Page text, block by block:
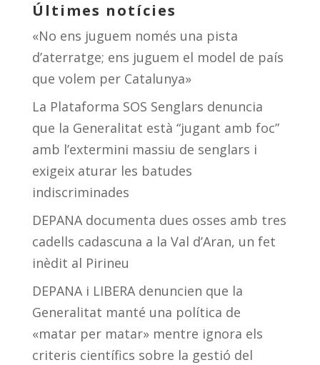
Últimes notícies
«No ens juguem només una pista
d’aterratge; ens juguem el model de país
que volem per Catalunya»
La Plataforma SOS Senglars denuncia
que la Generalitat està “jugant amb foc”
amb l’extermini massiu de senglars i
exigeix aturar les batudes
indiscriminades
DEPANA documenta dues osses amb tres
cadells cadascuna a la Val d’Aran, un fet
inèdit al Pirineu
DEPANA i LIBERA denuncien que la
Generalitat manté una política de
«matar per matar» mentre ignora els
criteris científics sobre la gestió del